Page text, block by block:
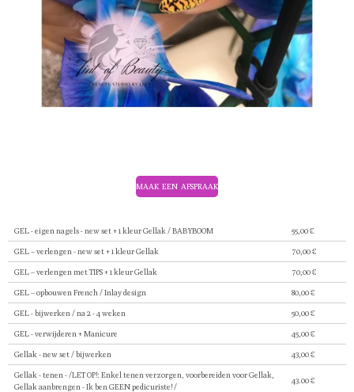
MAAK EEN AFSPRAAK
GEL - eigen nagels - new set + 1 kleur Gellak / BABYBOOM 55,00 €
GEL – verlengen - new set + 1 kleur Gellak 70,00 €
GEL – verlengen met TIPS + 1 kleur Gellak 70,00 €
GEL – opbouwen French / Inlay design 80,00 €
GEL - bijwerken / na 2 - 4 weken 50,00 €
GEL - verwijderen + Manicure 45,00 €
Gellak - new set / bijwerken 43,00 €
Gellak - tenen - /LET OP!: Enkel tenen verzorgen, voorbereiden voor Gellak,
Gellak aanbrengen - Ik ben GEEN pedicuriste! /
43.00 €